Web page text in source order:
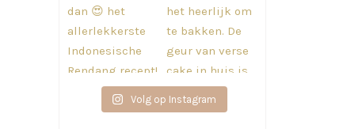
Volg op Instagram